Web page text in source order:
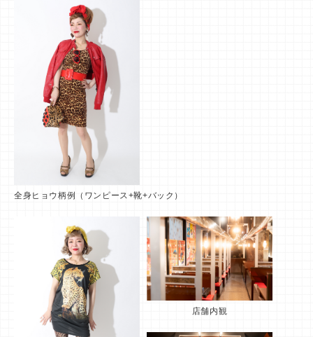
全身ヒョウ柄例（ワンピース+靴+バック）
店舗内観